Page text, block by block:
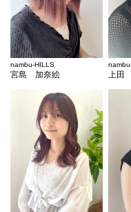
nambu-HILLS
宮島 加奈絵 上田